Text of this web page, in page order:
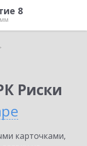
8
Риски
карточками,